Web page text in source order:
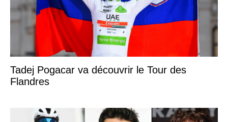
Tadej Pogacar va découvrir le Tour des
Flandres